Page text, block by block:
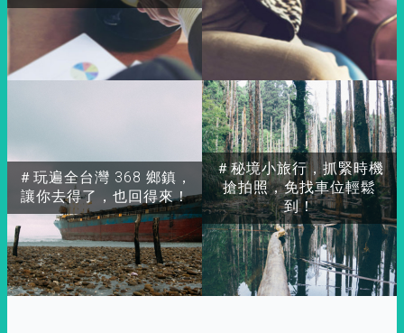
＃玩遍全台灣 368 鄉鎮，
讓你去得了，也回得來！
＃秘境小旅行，抓緊時機
搶拍照，免找車位輕鬆
到！